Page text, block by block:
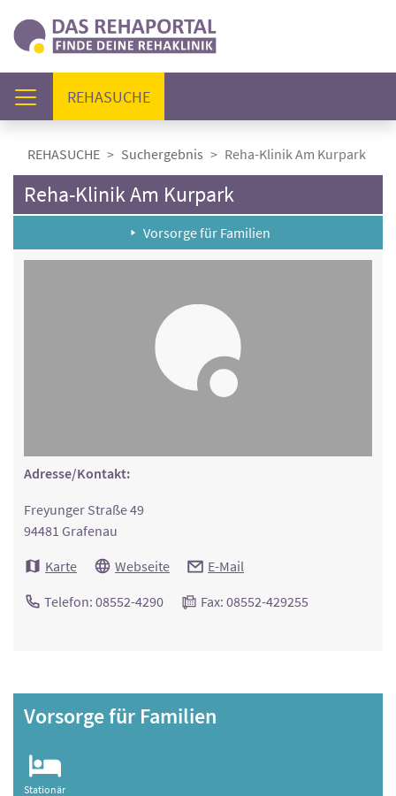
REHASUCHE(AKTUELL)
REHASUCHE Suchergebnis Reha-Klinik Am Kurpark
Reha-Klinik Am Kurpark
Vorsorge für Familien
Adresse/Kontakt:
Freyunger Straße 49
94481 Grafenau
Karte
Webseite E-Mail
Telefon: 08552-4290 Fax: 08552-429255
Vorsorge für Familien
Stationär